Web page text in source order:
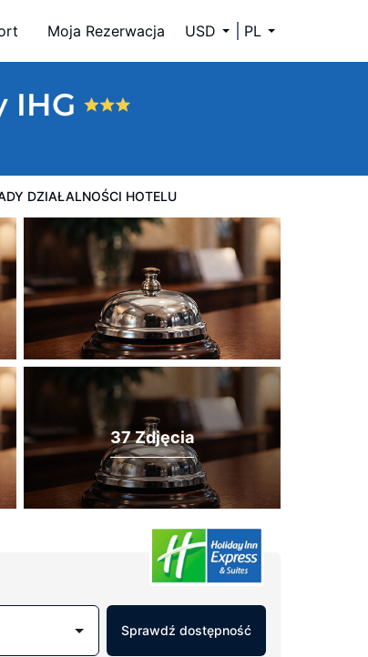
Moja Rezerwacja USD PL
IHG
DZIAŁALNOŚCI HOTELU
37 Zdjęcia
Sprawdź dostępność